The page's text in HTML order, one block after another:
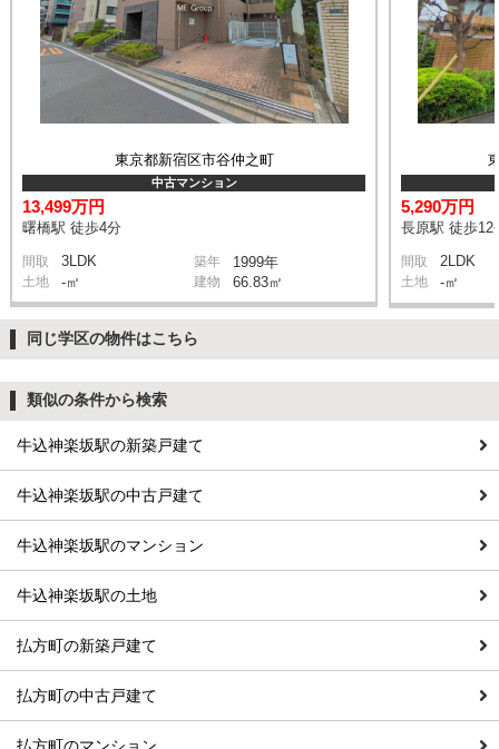
東京都新宿区市谷仲之町
中古マンション
13,499万円
曙橋駅 徒歩4分
間取 3LDK 築年 1999年
土地 -㎡ 建物 66.83㎡
5,290万円
長原駅 徒歩12
間取 2LDK
土地 -㎡
同じ学区の物件はこちら
類似の条件から検索
牛込神楽坂駅の新築戸建て
牛込神楽坂駅の中古戸建て
牛込神楽坂駅のマンション
牛込神楽坂駅の土地
払方町の新築戸建て
払方町の中古戸建て